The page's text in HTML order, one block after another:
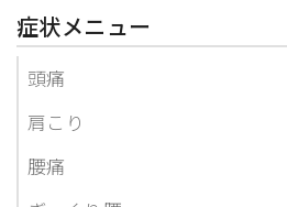
症状メニュー
頭痛
肩こり
腰痛